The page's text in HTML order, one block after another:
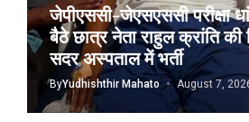
जेपीएससी-जेएसएससी परीक्षा
बैठे छात्र नेता राहुल क्रांति की
सदर अस्पताल में भर्ती
ByYudhishthir Mahato August 7,